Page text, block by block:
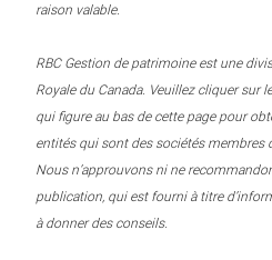
raison valable.
RBC Gestion de patrimoine est une
Royale du Canada. Veuillez cliquer sur
qui figure au bas de cette page pour
entités qui sont des sociétés membres
Nous n’approuvons ni ne
publication, qui est fourni à titre
à donner des conseils.